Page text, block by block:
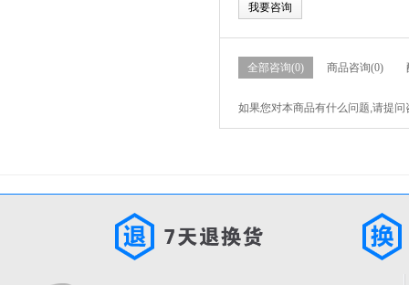
我要咨询
全部咨询(0) 商品咨询(0)
如果您对本商品有什么问题,请提问